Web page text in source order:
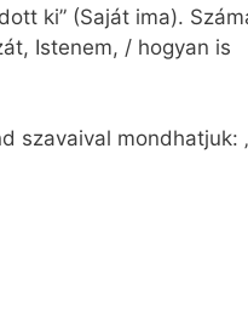
ki” (Saját ima).
Istenem, / hogyan is
szavaival mondhatjuk: